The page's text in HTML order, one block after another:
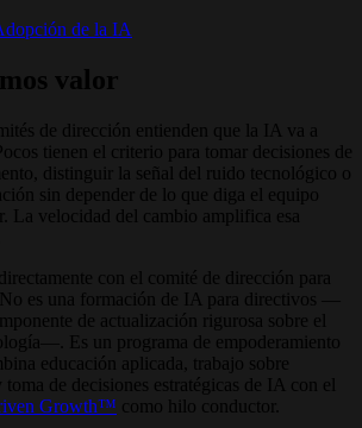
de la IA
valor
de dirección entienden que la IA va a
tienen el criterio para tomar decisiones de
distinguir la señal del ruido tecnológico o
sin depender de lo que diga el equipo
La velocidad del cambio amplifica esa
con el comité de dirección para
es una formación de IA para directivos —
de actualización rigurosa sobre el
Es un programa de empoderamiento
educación aplicada, trabajo sobre
de decisiones estratégicas de IA con el
Growth™ como hilo conductor.